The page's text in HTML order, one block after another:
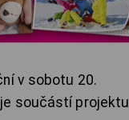
v sobotu 20.
součástí projektu